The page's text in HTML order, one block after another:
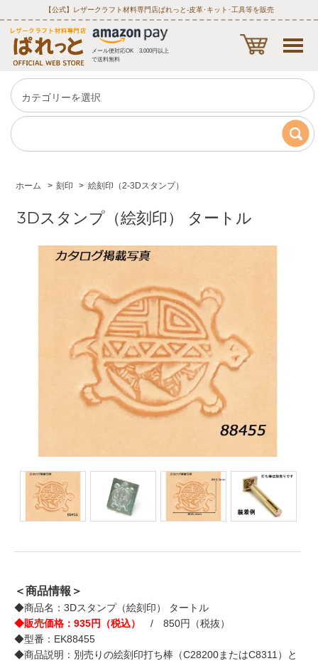
【公式】レザークラフト材料専門店ぱれっと‐皮革･キット･工具等を販売
メール便対応OK 3,000円以上
で送料無料
ホーム > 刻印 > 絵刻印（2-3Dスタンプ）
3Dスタンプ（絵刻印） タートル
＜商品情報＞
◆商品名：3Dスタンプ（絵刻印） タートル
◆販売価格：935円（税込）
/ 850円（税抜）
◆型番：EK88455
◆商品説明：別売りの絵刻印打ち棒（C28200またはC8311）と